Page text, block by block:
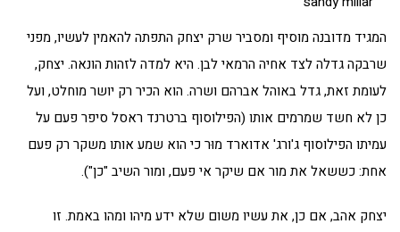
המגיד מדובנה מוסיף ומסביר שרק יצחק התפתה להאמין לעשיו, מפני
שרבקה גדלה לצד אחיה הרמאי לבן. היא למדה לזהות הונאה. יצחק,
לעומת זאת, גדל באוהל אברהם ושרה. הוא הכיר רק יושר מוחלט, ועל
כן לא חשד שמרמים אותו (הפילוסוף ברטרנד ראסל סיפר פעם על
עמיתו הפילוסוף ג'ורג' אדוארד מוּר כי הוא שמע אותו משקר רק פעם
אחת: כששאל את מור אם שיקר אי פעם, ומור השיב "כן").
יצחק אהב, אם כן, את עשיו משום שלא ידע מיהו ומהו באמת. זו